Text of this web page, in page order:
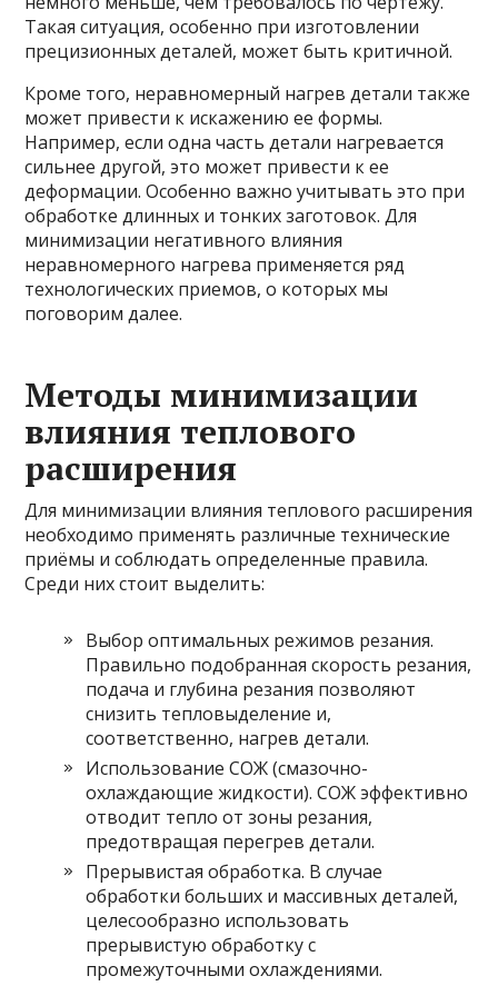
Такая ситуация, особенно при изготовлении
прецизионных деталей, может быть критичной.
Кроме того, неравномерный нагрев детали также
может привести к искажению ее формы.
Например, если одна часть детали нагревается
сильнее другой, это может привести к ее
деформации. Особенно важно учитывать это при
обработке длинных и тонких заготовок. Для
минимизации негативного влияния
неравномерного нагрева применяется ряд
технологических приемов, о которых мы
поговорим далее.
Методы минимизации
влияния теплового
расширения
Для минимизации влияния теплового расширения
необходимо применять различные технические
приёмы и соблюдать определенные правила.
Среди них стоит выделить:
Выбор оптимальных режимов резания.
Правильно подобранная скорость резания,
подача и глубина резания позволяют
снизить тепловыделение и,
соответственно, нагрев детали.
Использование СОЖ (смазочно-
охлаждающие жидкости). СОЖ эффективно
отводит тепло от зоны резания,
предотвращая перегрев детали.
Прерывистая обработка. В случае
обработки больших и массивных деталей,
целесообразно использовать
прерывистую обработку с
промежуточными охлаждениями.